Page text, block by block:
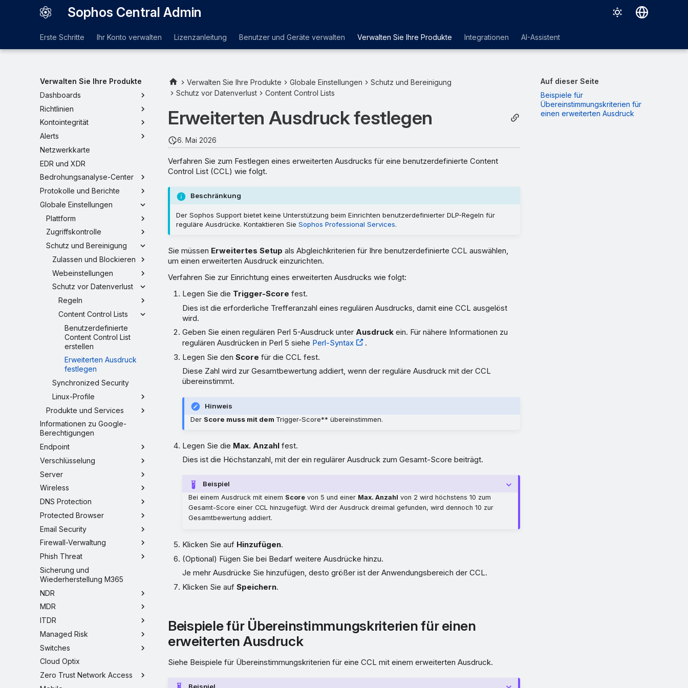
Sophos Central Admin
Italiano
Erste Schritte Ihr Konto verwalten Lizenzanleitung Benutzer und Geräte verwalten Verwalten Sie Ihre Produkte Integrationen AI-Assistent
Verwalten Sie Ihre Produkte
Dashboards
Richtlinien
Kontointegrität
Alerts
Netzwerkkarte
EDR und XDR
Bedrohungsanalyse-Center
Protokolle und Berichte
Globale Einstellungen
Plattform
Zugriffskontrolle
Schutz und Bereinigung
Zulassen und Blockieren
Webeinstellungen
Schutz vor Datenverlust
Regeln
Content Control Lists
Benutzerdefinierte
Content Control List
erstellen
Erweiterten Ausdruck
festlegen
Synchronized Security
Linux-Profile
Produkte und Services
Informationen zu Google-
Berechtigungen
Endpoint
Verschlüsselung
Server
Wireless
DNS Protection
Protected Browser
Email Security
Firewall-Verwaltung
Phish Threat
Sicherung und
Wiederherstellung M365
NDR
MDR
ITDR
Managed Risk
Switches
Cloud Optix
Zero Trust Network Access
Auf dieser Seite
Beispiele für
Übereinstimmungskriterien für
einen erweiterten Ausdruck
Verwalten Sie Ihre Produkte Globale Einstellungen
Schutz und Bereinigung
Schutz vor Datenverlust
Content Control Lists
Erweiterten Ausdruck festlegen
6. Mai 2026
Verfahren Sie zum Festlegen eines erweiterten Ausdrucks für eine benutzerdefinierte Content
Control List (CCL) wie folgt.
Beschränkung
Der Sophos Support bietet keine Unterstützung beim Einrichten benutzerdefinierter DLP-Regeln für
reguläre Ausdrücke. Kontaktieren Sie Sophos Professional Services.
Sie müssen Erweitertes Setup als Abgleichkriterien für Ihre benutzerdefinierte CCL auswählen,
um einen erweiterten Ausdruck einzurichten.
Verfahren Sie zur Einrichtung eines erweiterten Ausdrucks wie folgt:
Legen Sie die Trigger-Score fest.
Dies ist die erforderliche Trefferanzahl eines regulären Ausdrucks, damit eine CCL ausgelöst
wird.
Geben Sie einen regulären Perl 5-Ausdruck unterAusdruck ein. Für nähere Informationen zu
regulären Ausdrücken in Perl 5 siehe Perl-Syntax
.
Legen Sie denScore für die CCL fest.
Diese Zahl wird zur Gesamtbewertung addiert, wenn der reguläre Ausdruck mit der CCL
übereinstimmt.
Hinweis
Der Score muss mit dem Trigger-Score** übereinstimmen.
Legen Sie die Max. Anzahl fest.
Dies ist die Höchstanzahl, mit der ein regulärer Ausdruck zum Gesamt-Score beiträgt.
Beispiel
Bei einem Ausdruck mit einem Score von 5 und einer Max. Anzahl von 2 wird höchstens 10 zum
Gesamt-Score einer CCL hinzugefügt. Wird der Ausdruck dreimal gefunden, wird dennoch 10 zur
Gesamtbewertung addiert.
Klicken Sie auf Hinzufügen.
(Optional) Fügen Sie bei Bedarf weitere Ausdrücke hinzu.
Je mehr Ausdrücke Sie hinzufügen, desto größer ist der Anwendungsbereich der CCL.
Klicken Sie aufSpeichern.
Beispiele für Übereinstimmungskriterien für einen
erweiterten Ausdruck
Siehe Beispiele für Übereinstimmungskriterien für eine CCL mit einem erweiterten Ausdruck.